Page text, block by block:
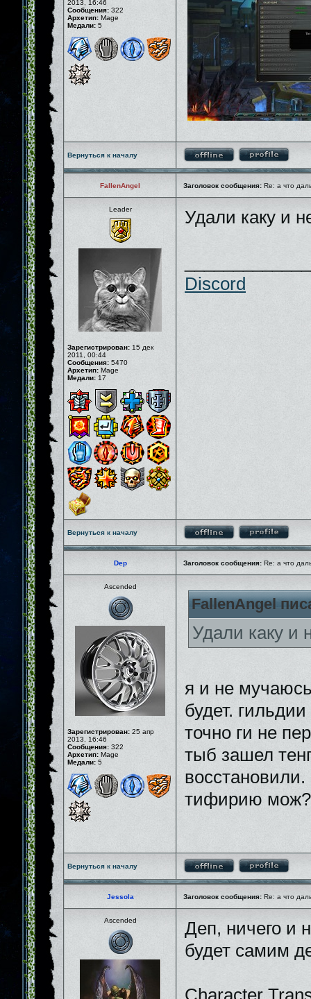
2013, 16:46
Сообщения: 322
Архетип: Mage
Медали: 5
Вернуться к началу
FallenAngel Заголовок сообщения: Re: а что
Leader
Зарегистрирован: 15 дек
2011, 00:44
Сообщения: 5470
Архетип: Mage
Медали: 17
Удали каку и
Discord
Вернуться к началу
Dep Заголовок сообщения: Re: а что
Ascended
Зарегистрирован: 25 апр
2013, 16:46
Сообщения: 322
Архетип: Mage
Медали: 5
FallenAngel
Удали каку и
я и не
будет.
точно ги не
тыб зашел
тифирию мож?
Вернуться к началу
Jessola Заголовок сообщения: Re: а что
Ascended
Деп, ничего и
будет самим
Character